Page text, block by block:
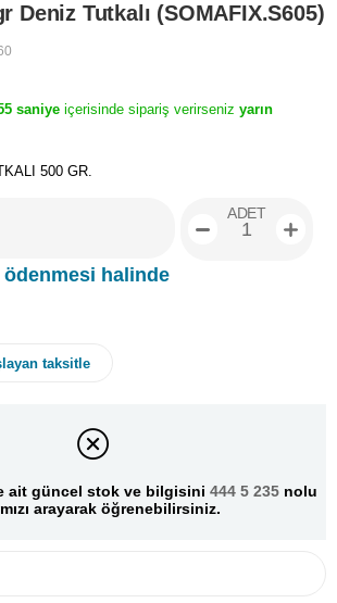
Deniz Tutkalı (SOMAFIX.S605)
saniye içerisinde sipariş verirseniz yarın
500 GR.
ödenmesi halinde
ADET
taksitle
ait güncel stok ve bilgisini 444 5 235 nolu
arayarak öğrenebilirsiniz.